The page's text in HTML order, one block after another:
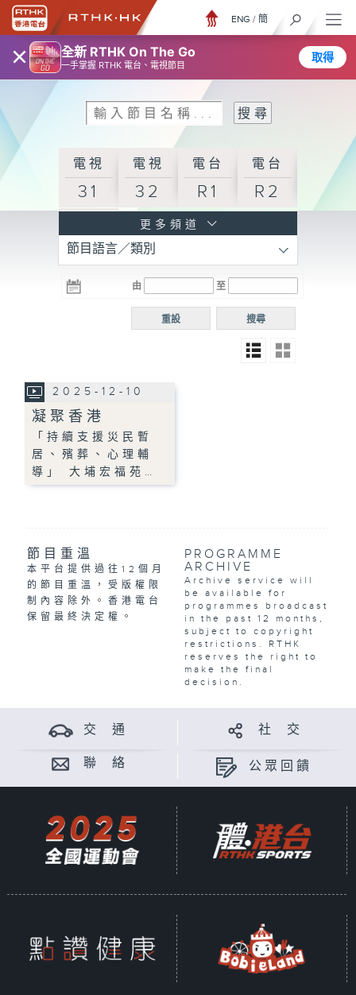
× 全新 RTHK On The Go
一手掌握 RTHK 電台、電視節目
取得
ENG / 簡
電視
31
電視
32
電台
R1
電台
R2
R3
電台 電台
R5
電台
普通
更多頻道
節目語言／類別
由 至
搜尋
重設
2025-12-10
凝聚香港
「持續支援災民暫
居、殯葬、心理輔
導」 大埔宏福苑…
節目重溫
本平台提供過往12個月
的節目重溫，受版權限
制內容除外。香港電台
保留最終決定權。
PROGRAMME
ARCHIVE
Archive service will
be available for
programmes broadcast
in the past 12 months,
subject to copyright
restrictions. RTHK
reserves the right to
make the final
decision.
交 通 社 交
聯 絡 公眾回饋